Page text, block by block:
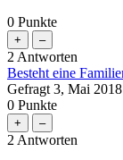
0 Punkte
2 Antworten
Besteht eine
Gefragt 3, Mai 2018
0 Punkte
2 Antworten